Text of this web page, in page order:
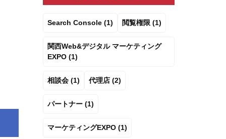
Search Console (1) 閲覧権限 (1)
関西Web&デジタル マーケティング
EXPO (1)
相談会 (1) 代理店 (2)
パートナー (1)
マーケティングEXPO (1)